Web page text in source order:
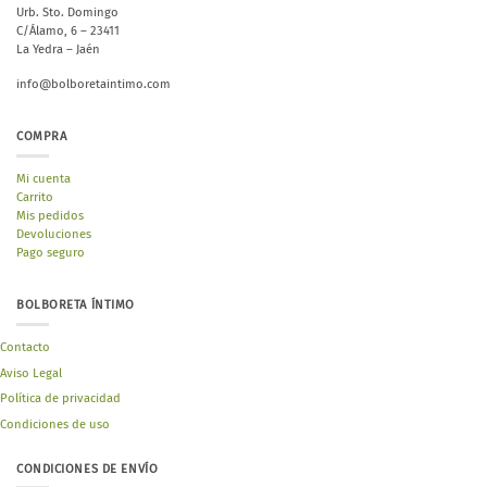
Urb. Sto. Domingo
C/Álamo, 6 – 23411
La Yedra – Jaén
info@bolboretaintimo.com
COMPRA
Mi cuenta
Carrito
Mis pedidos
Devoluciones
Pago seguro
BOLBORETA ÍNTIMO
Contacto
Aviso Legal
Política de privacidad
Condiciones de uso
CONDICIONES DE ENVÍO